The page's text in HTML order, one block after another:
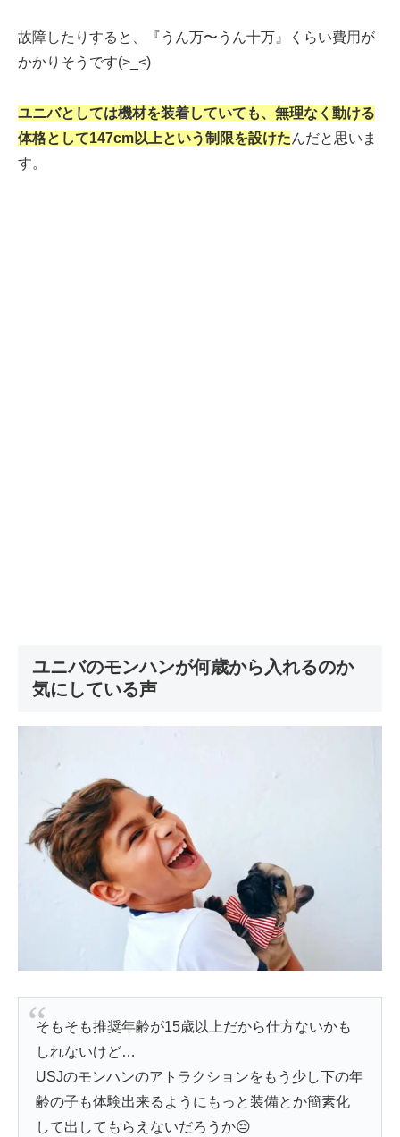
故障したりすると、『うん万〜うん十万』くらい費用が
かかりそうです(>_<)
ユニバとしては機材を装着していても、無理なく動ける
体格として147cm以上という制限を設けたんだと思いま
す。
ユニバのモンハンが何歳から入れるのか
気にしている声
そもそも推奨年齢が15歳以上だから仕方ないかも
しれないけど…
USJのモンハンのアトラクションをもう少し下の年
齢の子も体験出来るようにもっと装備とか簡素化
して出してもらえないだろうか😔